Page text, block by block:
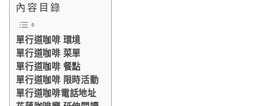
內容目錄
單行道咖啡 環境
單行道咖啡 菜單
單行道咖啡 餐點
單行道咖啡 限時活動
單行道咖啡電話地址